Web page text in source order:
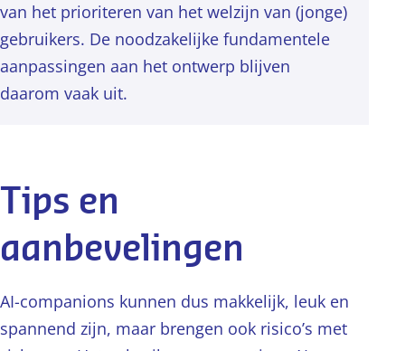
van het prioriteren van het welzijn van (jonge)
gebruikers. De noodzakelijke fundamentele
aanpassingen aan het ontwerp blijven
daarom vaak uit.
Tips en
aanbevelingen
AI-companions kunnen dus makkelijk, leuk en
spannend zijn, maar brengen ook risico’s met